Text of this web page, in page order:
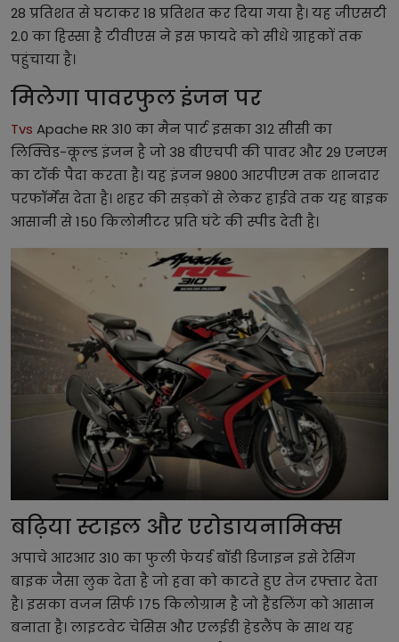
28 प्रतिशत से घटाकर 18 प्रतिशत कर दिया गया है। यह जीएसटी
2.0 का हिस्सा है टीवीएस ने इस फायदे को सीधे ग्राहकों तक
पहुंचाया है।
मिलेगा पावरफुल इंजन पर
Tvs Apache RR 310 का मैन पार्ट इसका 312 सीसी का
लिक्विड-कूल्ड इंजन है जो 38 बीएचपी की पावर और 29 एनएम
का टॉर्क पैदा करता है। यह इंजन 9800 आरपीएम तक शानदार
परफॉर्मेंस देता है। शहर की सड़कों से लेकर हाईवे तक यह बाइक
आसानी से 150 किलोमीटर प्रति घंटे की स्पीड देती है।
बढ़िया स्टाइल और एरोडायनामिक्स
अपाचे आरआर 310 का फुली फेयर्ड बॉडी डिजाइन इसे रेसिंग
बाइक जैसा लुक देता है जो हवा को काटते हुए तेज रफ्तार देता
है। इसका वजन सिर्फ 175 किलोग्राम है जो हैंडलिंग को आसान
बनाता है। लाइटवेट चेसिस और एलईडी हेडलैंप के साथ यह